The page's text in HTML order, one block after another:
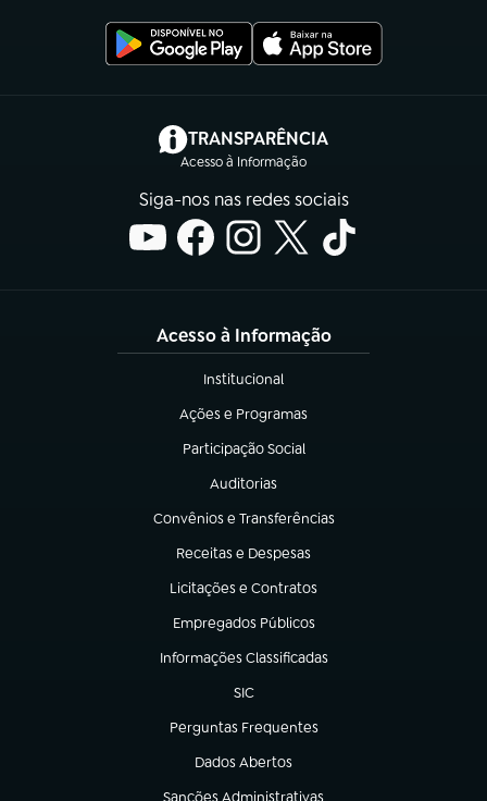
TRANSPARÊNCIA
Acesso à Informação
(abre em nova aba)
Siga-nos nas redes sociais
Acesso à Informação
Institucional
(abre em nova aba)
Ações e Programas
(abre em nova aba)
Participação Social
(abre em nova aba)
Auditorias
(abre em nova aba)
Convênios e Transferências
(abre em nova aba)
Receitas e Despesas
(abre em nova aba)
Licitações e Contratos
(abre em nova aba)
Empregados Públicos
(abre em nova aba)
Informações Classificadas
(abre em nova aba)
SIC
(abre em nova aba)
Perguntas Frequentes
(abre em nova aba)
Dados Abertos
(abre em nova aba)